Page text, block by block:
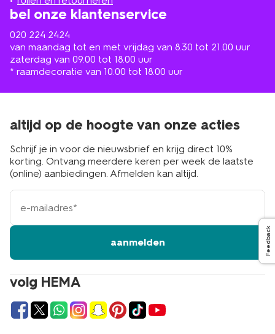
bel onze klantenservice
020 224 2424
van maandag tot en met vrijdag van 8.30 tot 21.00 uur
zaterdag van 09.00 tot 18.00 uur
* raamdecoratie van 10.00 tot 18.00 uur
volg HEMA
altijd op de hoogte van onze acties
Schrijf je in voor de nieuwsbrief en krijg direct 10%
korting. Ontvang meerdere keren per week de laatste
(online) aanbiedingen. Afmelden kan altijd.
e-
mailadres
aanmelden Feedback